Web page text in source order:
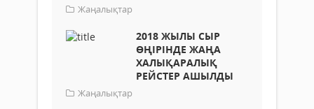
Жаңалықтар
2018 ЖЫЛЫ СЫР
ӨҢІРІНДЕ ЖАҢА
ХАЛЫҚАРАЛЫҚ
РЕЙСТЕР АШЫЛДЫ
Жаңалықтар